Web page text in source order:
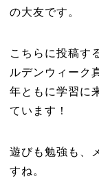
の大友です。
こちらに投稿す
ルデンウィーク
年ともに学習に
ています！
遊びも勉強も、
すね。